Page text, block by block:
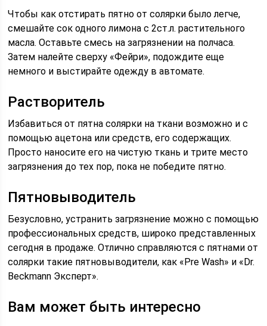
Чтобы как отстирать пятно от солярки было легче,
смешайте сок одного лимона с 2ст.л. растительного
масла. Оставьте смесь на загрязнении на полчаса.
Затем налейте сверху «Фейри», подождите еще
немного и выстирайте одежду в автомате.
Растворитель
Избавиться от пятна солярки на ткани возможно и с
помощью ацетона или средств, его содержащих.
Просто наносите его на чистую ткань и трите место
загрязнения до тех пор, пока не победите пятно.
Пятновыводитель
Безусловно, устранить загрязнение можно с помощью
профессиональных средств, широко представленных
сегодня в продаже. Отлично справляются с пятнами от
солярки такие пятновыводители, как «Pre Wash» и «Dr.
Beckmann Эксперт».
Вам может быть интересно